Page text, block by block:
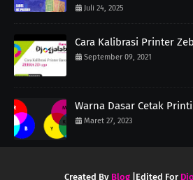
Juli 24, 2025
Cara Kalibrasi Printer
September 09, 2021
Warna Dasar Cetak
Maret 27, 2023
Created By Blog|Edited For